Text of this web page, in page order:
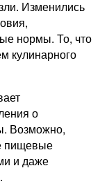
Изменились
нормы. То, что
кулинарного
о
Возможно,
пищевые
и даже